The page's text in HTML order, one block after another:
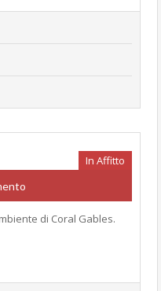
In Affitto
di Coral Gables.